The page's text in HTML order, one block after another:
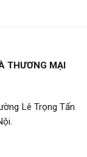
THƯƠNG MẠI
Lê Trọng Tấn